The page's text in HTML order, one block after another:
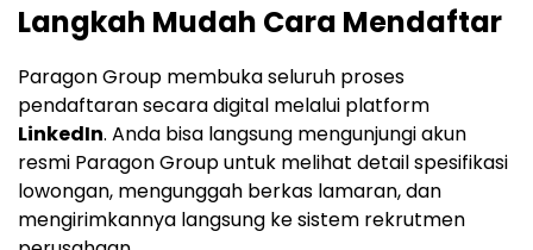
Langkah Mudah Cara Mendaftar
Paragon Group membuka seluruh proses
pendaftaran secara digital melalui platform
LinkedIn. Anda bisa langsung mengunjungi akun
resmi Paragon Group untuk melihat detail spesifikasi
lowongan, mengunggah berkas lamaran, dan
mengirimkannya langsung ke sistem rekrutmen